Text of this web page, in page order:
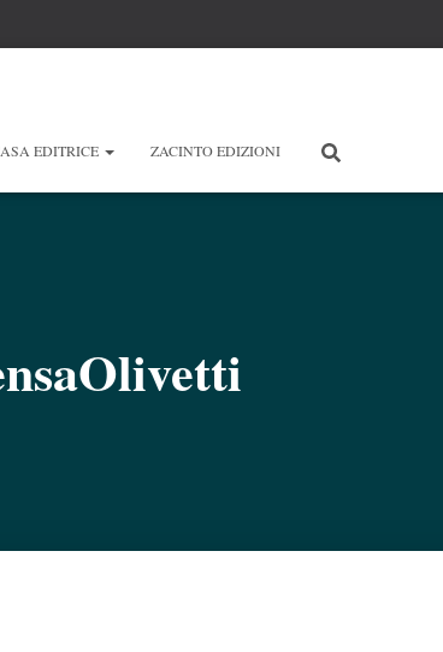
EDITRICE ZACINTO EDIZIONI